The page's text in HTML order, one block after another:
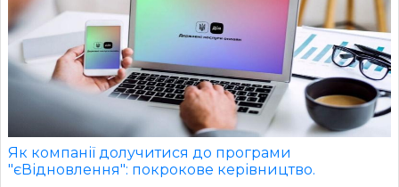
Як компанії долучитися до програми
"єВідновлення": покрокове керівництво.